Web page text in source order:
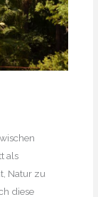
als
Natur zu
diese